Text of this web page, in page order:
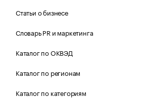
Статьи о бизнесе
Словарь PR и маркетинга
Каталог по ОКВЭД
Каталог по регионам
Каталог по категориям